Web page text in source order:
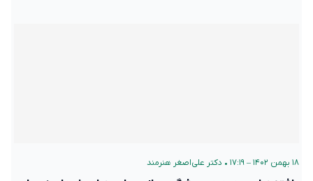
۱۸ بهمن ۱۴۰۲ – ۱۷:۱۹ • دکتر علی‌اصغر هنرمند